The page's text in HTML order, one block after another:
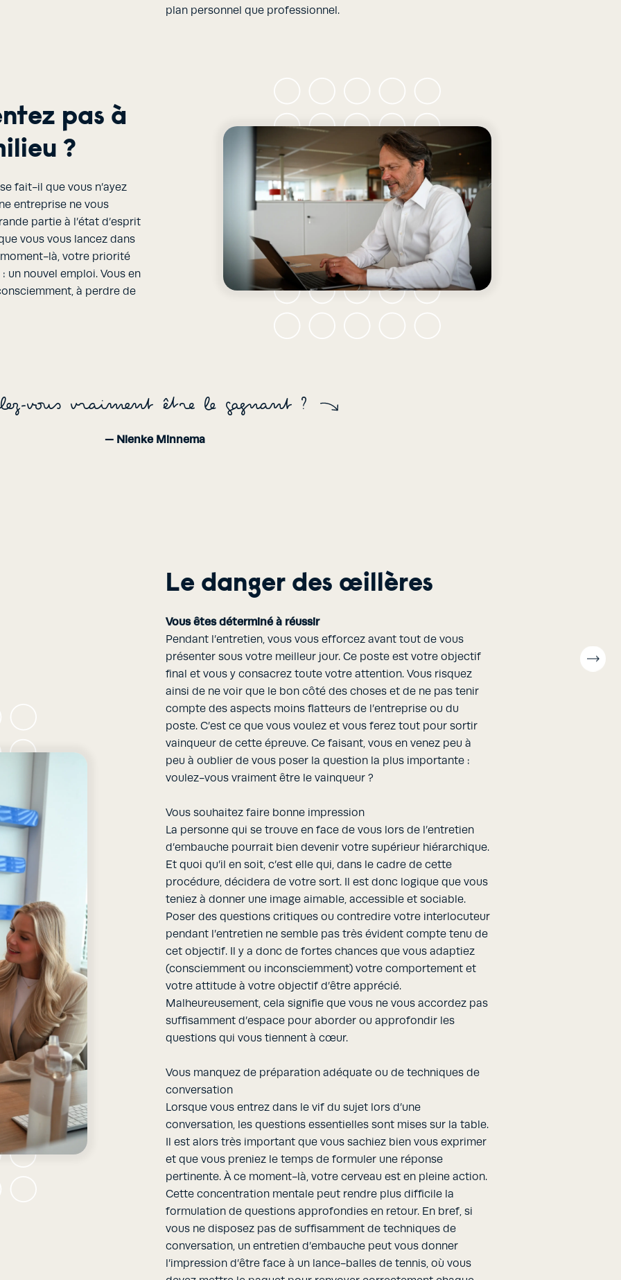
plan personnel que professionnel.
pas à
?
fait-il que vous n’ayez
entreprise ne vous
partie à l’état d’esprit
vous vous lancez dans
là, votre priorité
un nouvel emploi. Vous en
à perdre de
vous vraiment être le gagnant ?
— Nienke Minnema
Le danger des œillères
Vous êtes déterminé à réussir
Pendant l’entretien, vous vous efforcez avant tout de vous
présenter sous votre meilleur jour. Ce poste est votre objectif
final et vous y consacrez toute votre attention. Vous risquez
ainsi de ne voir que le bon côté des choses et de ne pas tenir
compte des aspects moins flatteurs de l’entreprise ou du
poste. C’est ce que vous voulez et vous ferez tout pour sortir
vainqueur de cette épreuve. Ce faisant, vous en venez peu à
peu à oublier de vous poser la question la plus importante :
voulez-vous vraiment être le vainqueur ?
Vous souhaitez faire bonne impression
La personne qui se trouve en face de vous lors de l’entretien
d’embauche pourrait bien devenir votre supérieur hiérarchique.
Et quoi qu’il en soit, c’est elle qui, dans le cadre de cette
procédure, décidera de votre sort. Il est donc logique que vous
teniez à donner une image aimable, accessible et sociable.
Poser des questions critiques ou contredire votre interlocuteur
pendant l’entretien ne semble pas très évident compte tenu de
cet objectif. Il y a donc de fortes chances que vous adaptiez
(consciemment ou inconsciemment) votre comportement et
votre attitude à votre objectif d’être apprécié.
Malheureusement, cela signifie que vous ne vous accordez pas
suffisamment d’espace pour aborder ou approfondir les
questions qui vous tiennent à cœur.
Vous manquez de préparation adéquate ou de techniques de
conversation
Lorsque vous entrez dans le vif du sujet lors d’une
conversation, les questions essentielles sont mises sur la table.
Il est alors très important que vous sachiez bien vous exprimer
et que vous preniez le temps de formuler une réponse
pertinente. À ce moment-là, votre cerveau est en pleine action.
Cette concentration mentale peut rendre plus difficile la
formulation de questions approfondies en retour. En bref, si
vous ne disposez pas de suffisamment de techniques de
conversation, un entretien d’embauche peut vous donner
l’impression d’être face à un lance-balles de tennis, où vous